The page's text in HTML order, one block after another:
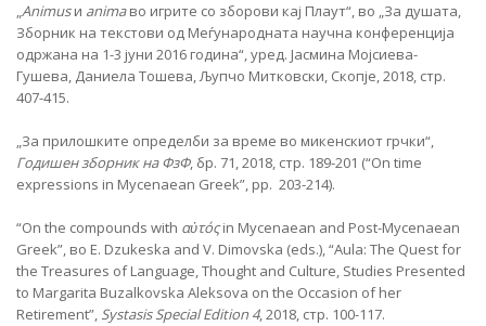
„Аnimusи animaво игрите со зборови кај Плаут“, во „За душата,
Зборник на текстови од Меѓународната научна конференција
одржана на 1-3 јуни 2016 година“, уред. Јасмина Мојсиева-
Гушева, Даниела Тошева, Љупчо Митковски, Скопје, 2018, стр.
407-415.
„За прилошките определби за време во микенскиот грчки“,
Годишен зборник на ФзФ, бр. 71, 2018, стр. 189-201 (“On time
expressions in Mycenaean Greek”, pp. 203-214).
“On the compounds with αὐτός in Mycenaean and Post-Mycenaean
Greek”, во E. Dzukeska and V. Dimovska (eds.), “Aula: The Quest for
the Treasures of Language, Thought and Culture, Studies Presented
to Margarita Buzalkovska Aleksova on the Occasion of her
Retirement”, Systasis Special Edition 4, 2018, стр. 100-117.